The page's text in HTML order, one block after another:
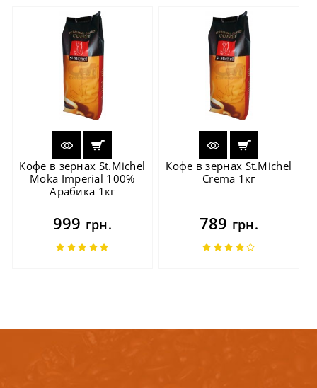
Кофе в зернах St.Michel
Moka Imperial 100%
Арабика 1кг
999 грн.
Кофе в зернах St.Michel
Crema 1кг
789 грн.